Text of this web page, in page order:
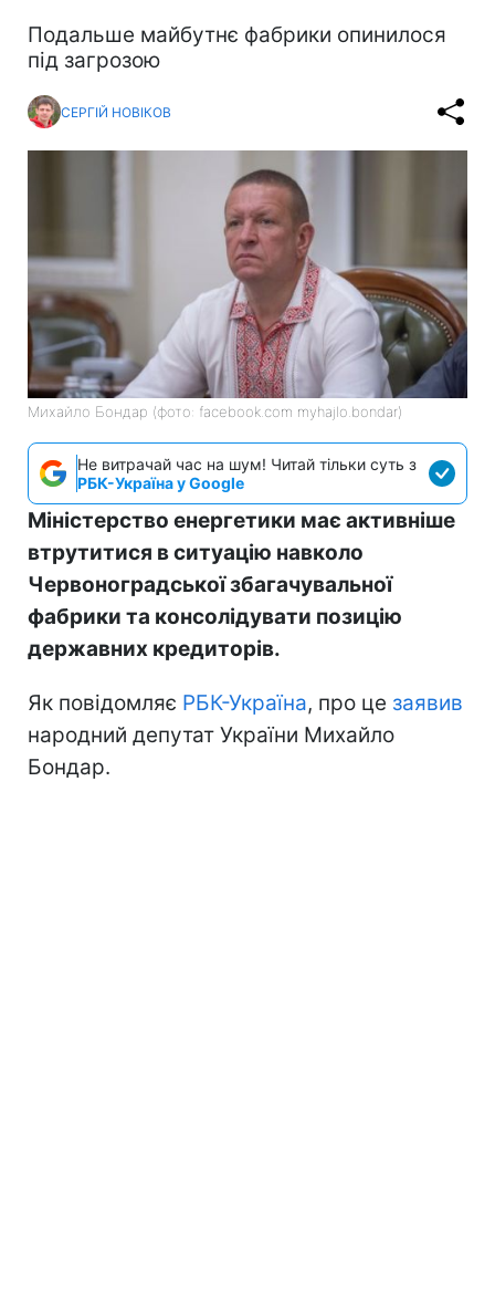
Подальше майбутнє фабрики опинилося
під загрозою
СЕРГІЙ НОВІКОВ
Михайло Бондар (фото: facebook.com myhajlo.bondar)
Не витрачай час на шум! Читай тільки суть з
РБК-Україна у Google
Міністерство енергетики має активніше
втрутитися в ситуацію навколо
Червоноградської збагачувальної
фабрики та консолідувати позицію
державних кредиторів.
Як повідомляє РБК-Україна, про це заявив
народний депутат України Михайло
Бондар.